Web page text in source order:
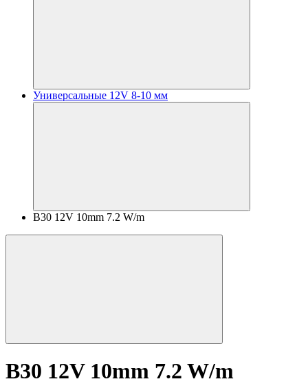
Универсальные 12V 8-10 мм
B30 12V 10mm 7.2 W/m
B30 12V 10mm 7.2 W/m